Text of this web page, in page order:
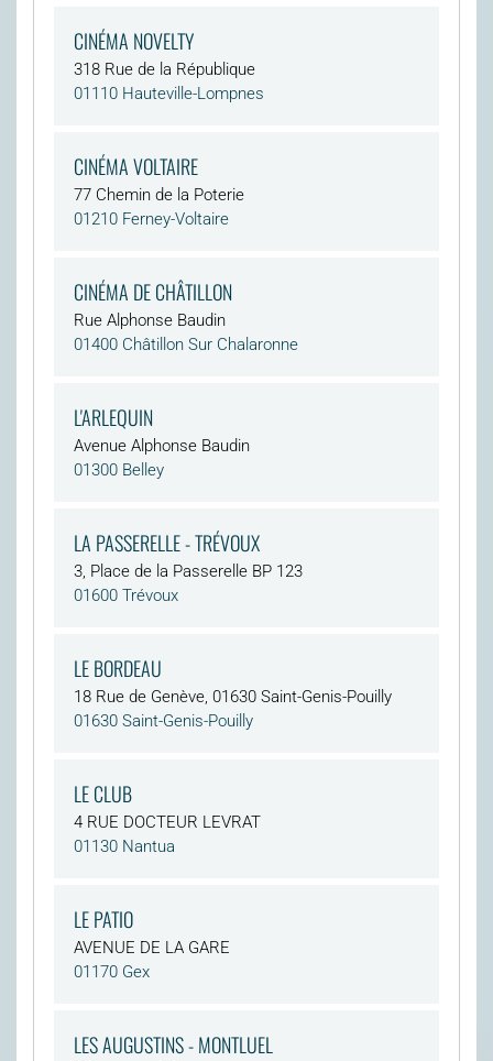
CINÉMA NOVELTY
318 Rue de la République
01110 Hauteville-Lompnes
CINÉMA VOLTAIRE
77 Chemin de la Poterie
01210 Ferney-Voltaire
CINÉMA DE CHÂTILLON
Rue Alphonse Baudin
01400 Châtillon Sur Chalaronne
L'ARLEQUIN
Avenue Alphonse Baudin
01300 Belley
LA PASSERELLE - TRÉVOUX
3, Place de la Passerelle BP 123
01600 Trévoux
LE BORDEAU
18 Rue de Genève, 01630 Saint-Genis-Pouilly
01630 Saint-Genis-Pouilly
LE CLUB
4 RUE DOCTEUR LEVRAT
01130 Nantua
LE PATIO
AVENUE DE LA GARE
01170 Gex
LES AUGUSTINS - MONTLUEL